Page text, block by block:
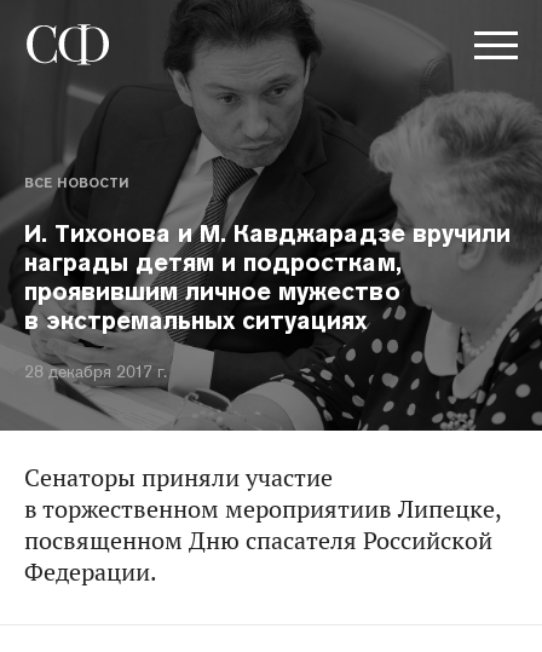
ВСЕ НОВОСТИ
И. Тихонова и М. Кавджарадзе вручили
награды детям и подросткам,
проявившим личное мужество
в экстремальных ситуациях
28 декабря 2017 г.
Сенаторы приняли участие
в торжественном мероприятиив Липецке,
посвященном Дню спасателя Российской
Федерации.